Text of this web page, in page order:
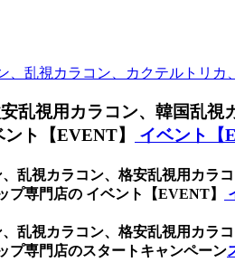
乱視カラコン、カクテルトリ
乱視用カラコン、韓国乱
ト【EVENT】
イベント【
乱視カラコン、格安乱視用カラ
専門店の イベント【EVENT】
乱視カラコン、格安乱視用カラ
プ専門店のスタートキャンペーン